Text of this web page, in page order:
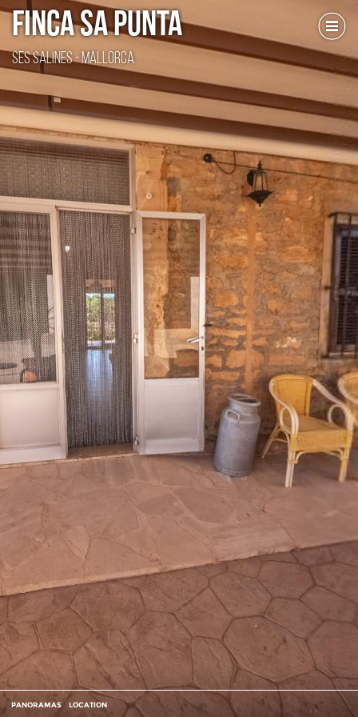
FINCA SA PUNTA
Ses Salines - Mallorca
PANORAMAS LOCATION